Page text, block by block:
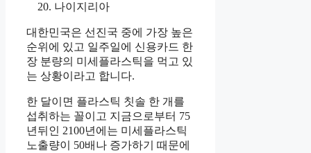
나이지리아
대한민국은 선진국 중에 가장 높은
순위에 있고 일주일에 신용카드 한
장 분량의 미세플라스틱을 먹고 있
는 상황이라고 합니다.
한 달이면 플라스틱 칫솔 한 개를
섭취하는 꼴이고 지금으로부터 75
년뒤인 2100년에는 미세플라스틱
노출량이 50배나 증가하기 때문에